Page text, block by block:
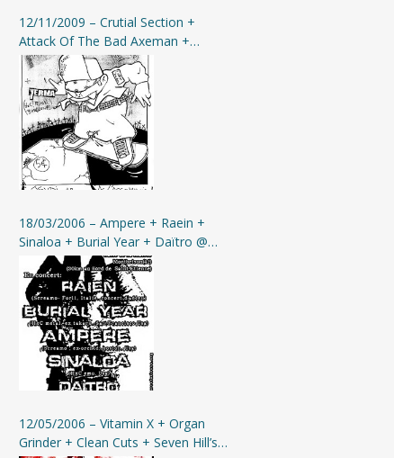
12/11/2009 – Crutial Section +
Attack Of The Bad Axeman +
Yerma @ St-Etienne (L’Assommoir)
18/03/2006 – Ampere + Raein +
Sinaloa + Burial Year + Daïtro @
Montbrison
12/05/2006 – Vitamin X + Organ
Grinder + Clean Cuts + Seven Hill’s